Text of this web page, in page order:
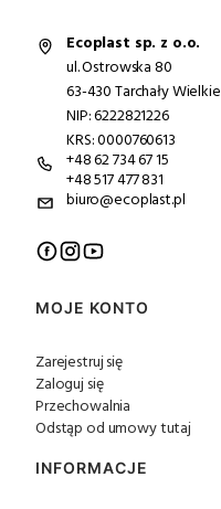
Ecoplast sp. z o.o.
ul. Ostrowska 80
63-430 Tarchały Wielkie
NIP: 6222821226
KRS: 0000760613
+48 62 734 67 15
+48 517 477 831
biuro@ecoplast.pl
Linki w stopce
MOJE KONTO
Zarejestruj się
Zaloguj się
Przechowalnia
Odstąp od umowy tutaj
INFORMACJE